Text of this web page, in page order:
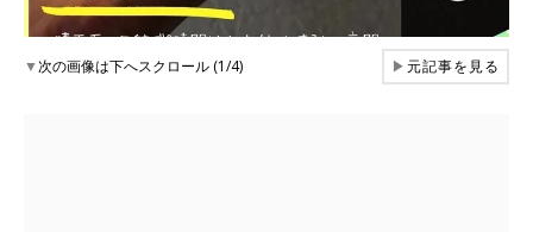
▼次の画像は下へスクロール (1/4) ▶元記事を見る